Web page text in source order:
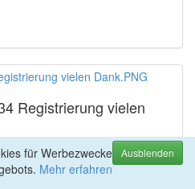
Registrierung vielen
Ausblenden
für Werbezwecke
Mehr erfahren